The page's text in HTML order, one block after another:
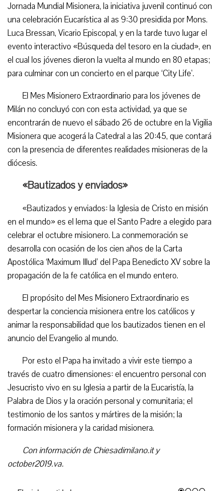
Jornada Mundial Misionera, la iniciativa juvenil continuó con
una celebración Eucarística al as 9:30 presidida por Mons.
Luca Bressan, Vicario Episcopal, y en la tarde tuvo lugar el
evento interactivo «Búsqueda del tesoro en la ciudad», en
el cual los jóvenes dieron la vuelta al mundo en 80 etapas;
para culminar con un concierto en el parque ‘City Life’.
El Mes Misionero Extraordinario para los jóvenes de
Milán no concluyó con con esta actividad, ya que se
encontrarán de nuevo el sábado 26 de octubre en la Vigilia
Misionera que acogerá la Catedral a las 20:45, que contará
con la presencia de diferentes realidades misioneras de la
diócesis.
«Bautizados y enviados»
«Bautizados y enviados: la Iglesia de Cristo en misión
en el mundo» es el lema que el Santo Padre a elegido para
celebrar el octubre misionero. La conmemoración se
desarrolla con ocasión de los cien años de la Carta
Apostólica ‘Maximum Illud’ del Papa Benedicto XV sobre la
propagación de la fe católica en el mundo entero.
El propósito del Mes Misionero Extraordinario es
despertar la conciencia misionera entre los católicos y
animar la responsabilidad que los bautizados tienen en el
anuncio del Evangelio al mundo.
Por esto el Papa ha invitado a vivir este tiempo a
través de cuatro dimensiones: el encuentro personal con
Jesucristo vivo en su Iglesia a partir de la Eucaristía, la
Palabra de Dios y la oración personal y comunitaria; el
testimonio de los santos y mártires de la misión; la
formación misionera y la caridad misionera.
Con información de Chiesadimilano.it y
october2019.va.